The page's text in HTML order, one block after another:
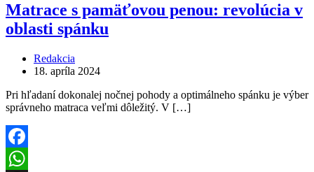
Matrace s pamäťovou penou: revolúcia v
oblasti spánku
Redakcia
18. apríla 2024
‍Pri hľadaní dokonalej nočnej pohody a optimálneho spánku je výber
správneho matraca veľmi dôležitý. V […]
Facebook